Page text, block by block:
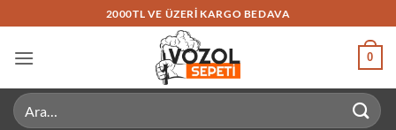
atla
2000TL VE ÜZERI KARGO BEDAVA
0
Ara: